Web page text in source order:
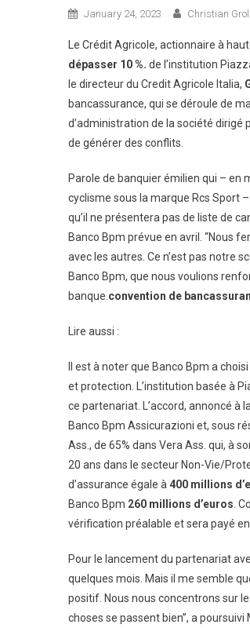
January 24, 2023 Christian
Le Crédit Agricole, actionnaire à
dépasser 10 %. de l’institution
le directeur du Credit Agricole Italia,
bancassurance, qui se déroule de
d’administration de la société dirigé
de générer des conflits.
Parole de banquier émilien qui – en
cyclisme sous la marque Rcs Sport
qu’il ne présentera pas de liste de
Banco Bpm prévue en avril. “Nous
avec les autres. Ce n’est pas notre
Banco Bpm, que nous voulions
banque. convention de
Lire aussi :
Il est à noter que Banco Bpm a
et protection. L’institution basée à
ce partenariat. L’accord, annoncé à
Banco Bpm Assicurazioni et, sous
Ass., de 65% dans Vera Ass. qui, à
20 ans dans le secteur Non-Vie/
d’assurance égale à 400 millions
Banco Bpm 260 millions d’euros .
vérification préalable et sera payé
Pour le lancement du partenariat
quelques mois. Mais il me semble
positif. Nous nous concentrons sur
choses se passent bien”, a